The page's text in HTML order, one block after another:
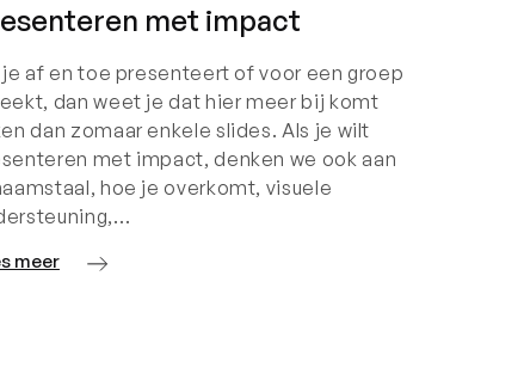
met impact
je af en toe presenteert of voor een groep
dan weet je dat hier meer bij komt
dan zomaar enkele slides. Als je wilt
met impact, denken we ook aan
hoe je overkomt, visuele
meer